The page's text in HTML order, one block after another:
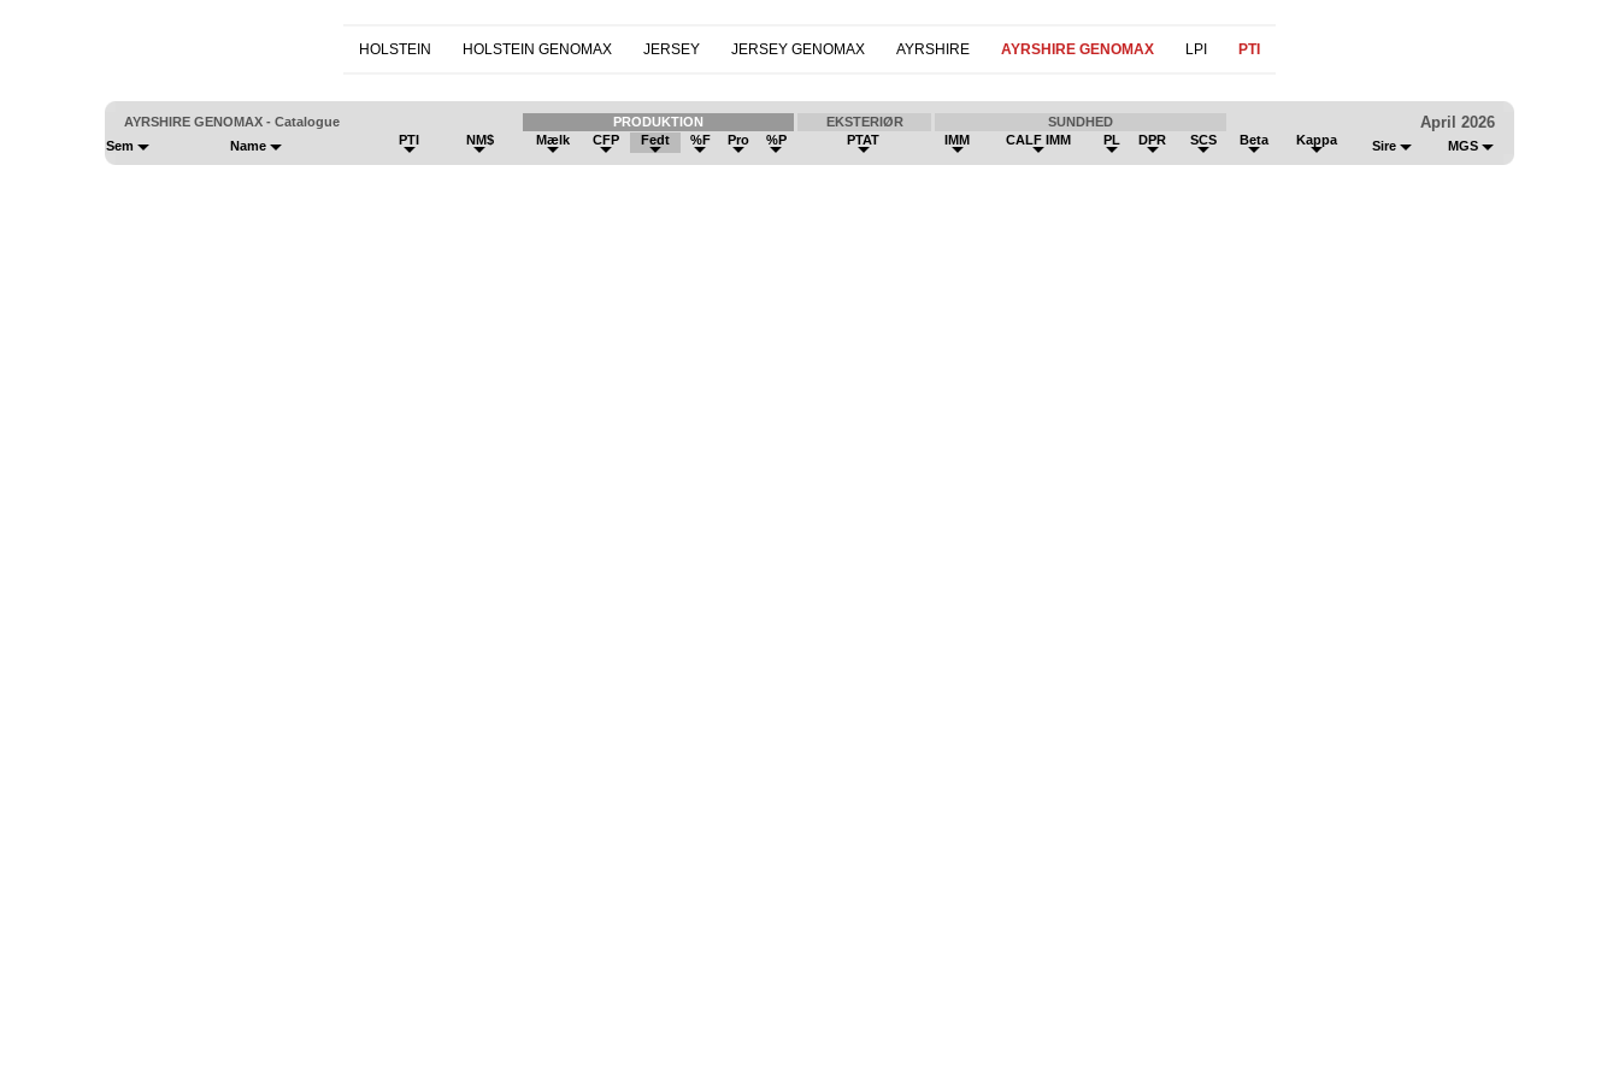
HOLSTEIN HOLSTEIN GENOMAX JERSEY JERSEY GENOMAX AYRSHIRE AYRSHIRE GENOMAX LPI PTI
AYRSHIRE GENOMAX - Catalogue PRODUKTION EKSTERIØR SUNDHED April 2026
Sem Name PTI NM$ Mælk CFP Fedt %F Pro %P PTAT IMM CALF IMM PL DPR SCS Beta Kappa Sire MGS